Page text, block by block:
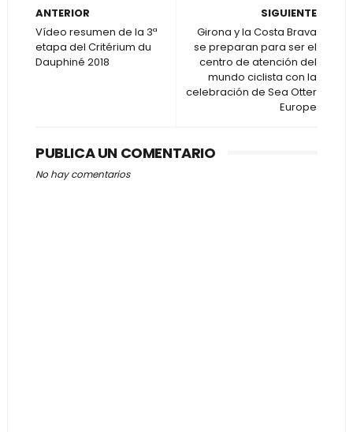
SIGUIENTE
Girona y la Costa Brava
se preparan para ser el
centro de atención del
mundo ciclista con la
celebración de Sea Otter
Europe
ANTERIOR
Vídeo resumen de la 3ª
etapa del Critérium du
Dauphiné 2018
PUBLICA UN COMENTARIO
No hay comentarios